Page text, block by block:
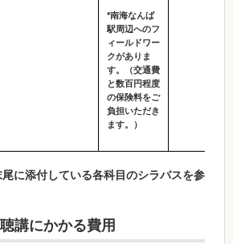
*南海なんば
駅周辺へのフ
ィールドワー
クがありま
す。（交通費
と数百円程度
の保険料をご
負担いただき
ます。）
に添付している各科目のシラバスを参
講にかかる費用